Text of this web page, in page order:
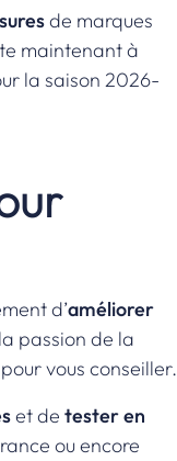
de marques
maintenant à
la saison 2026-
d’améliorer
passion de la
vous conseiller.
et de tester en
ou encore